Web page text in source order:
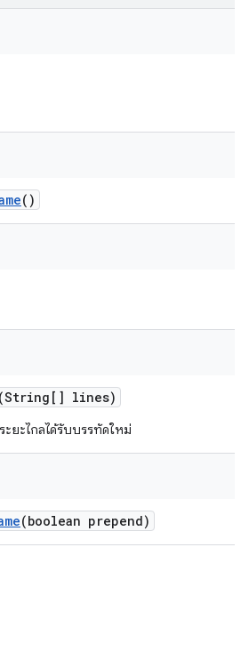
()
(String[] lines)
ะยะไกลได้รับบรรทัดใหม่
(boolean prepend)